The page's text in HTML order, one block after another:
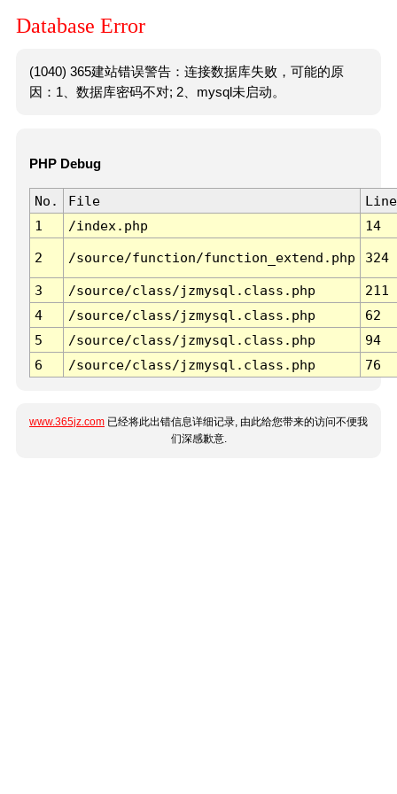
Database Error
(1040) 365建站错误警告：连接数据库失败，可能的原
因：1、数据库密码不对; 2、mysql未启动。
PHP Debug
No. File
Line
1
/index.php 14
2 /source/function/function_extend.php 324
3 /source/class/jzmysql.class.php
211
4
/source/class/jzmysql.class.php
62
5
/source/class/jzmysql.class.php
94
6
/source/class/jzmysql.class.php 76
www.365jz.com 已经将此出错信息详细记录, 由此给您带来的访问不便我
们深感歉意.